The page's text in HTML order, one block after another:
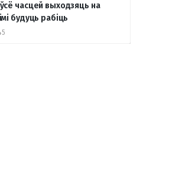
ўсё часцей выходзяць на
будуць рабіць